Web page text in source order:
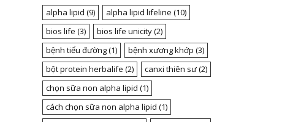
alpha lipid (9) alpha lipid lifeline (10)
bios life (3) bios life unicity(2)
bệnh tiểu đường(1) bệnh xương khớp (3)
bột protein herbalife (2) canxi thiên sư(2)
chọn sữa non alpha lipid (1)
cách chọn sữa non alpha lipid (1)